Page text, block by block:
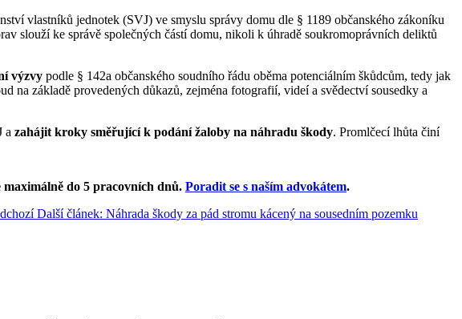
vlastníků jednotek (SVJ) ve smyslu správy domu dle § 1189 občanského zákoníku
slouží ke správě společných částí domu, nikoli k úhradě soukromoprávních deliktů
výzvy podle § 142a občanského soudního řádu oběma potenciálním škůdcům, tedy jak
na základě provedených důkazů, zejména fotografií, videí a svědectví sousedky a
a zahájit kroky směřující k podání žaloby na náhradu škody. Promlčecí lhůta činí
do 5 pracovních dnů. Poradit se s naším advokátem.
Další článek: Náhrada škody za pád stromu kácený na sousedním pozemku